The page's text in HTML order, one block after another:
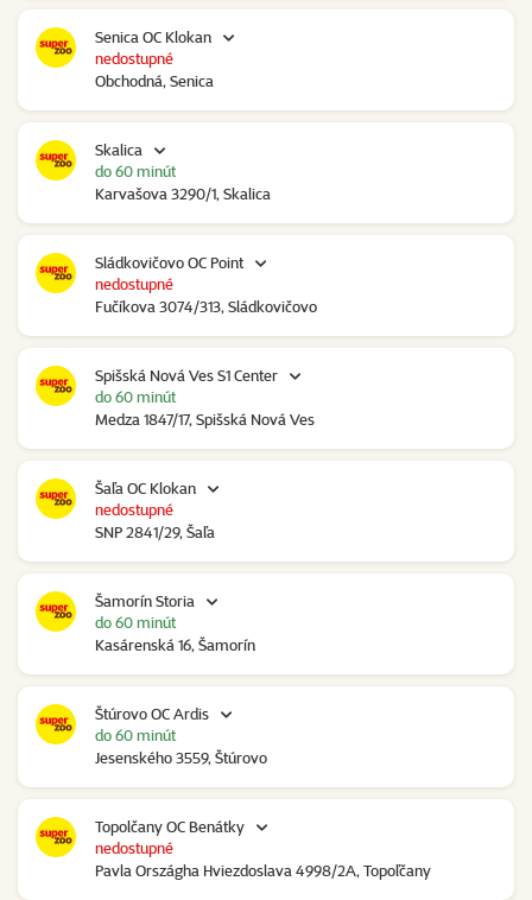
Senica OC Klokan
Obchodná, Senica
nedostupné
Skalica
Karvašova 3290/1, Skalica
do 60 minút
Sládkovičovo OC Point
Fučíkova 3074/313, Sládkovičovo
nedostupné
Spišská Nová Ves S1 Center
Medza 1847/17, Spišská Nová Ves
do 60 minút
Šaľa OC Klokan
SNP 2841/29, Šaľa
nedostupné
Šamorín Storia
Kasárenská 16, Šamorín
do 60 minút
Štúrovo OC Ardis
Jesenského 3559, Štúrovo
do 60 minút
Topolčany OC Benátky
Pavla Országha Hviezdoslava 4998/2A, Topoľčany
nedostupné